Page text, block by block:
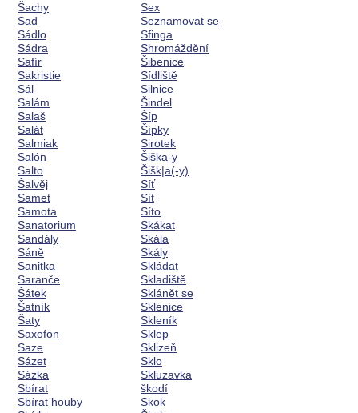
Šachy
Sad
Sádlo
Sádra
Safír
Sakristie
Sál
Salám
Salaš
Salát
Salmiak
Salón
Salto
Šalvěj
Samet
Samota
Sanatorium
Sandály
Sáně
Sanitka
Saranče
Šátek
Šatník
Šaty
Saxofon
Saze
Sázet
Sázka
Sbírat
Sbírat houby
Sex
Seznamovat se
Sfinga
Shromáždění
Šibenice
Sídliště
Silnice
Šindel
Šíp
Šípky
Sirotek
Šiška-y
Šišk|a(-y)
Síť
Sít
Síto
Skákat
Skála
Skály
Skládat
Skladiště
Sklánět se
Sklenice
Skleník
Sklep
Sklizeň
Sklo
Skluzavka
škodí
Skok